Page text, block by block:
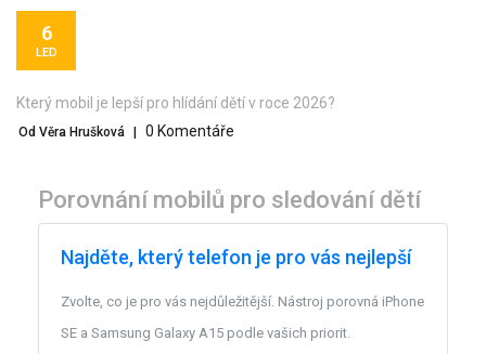
6
LED
Který mobil je lepší pro hlídání dětí v roce 2026?
Od Věra Hrušková 0 Komentáře
Porovnání mobilů pro sledování dětí
Najděte, který telefon je pro vás nejlepší
Zvolte, co je pro vás nejdůležitější. Nástroj porovná iPhone
SE a Samsung Galaxy A15 podle vašich priorit.